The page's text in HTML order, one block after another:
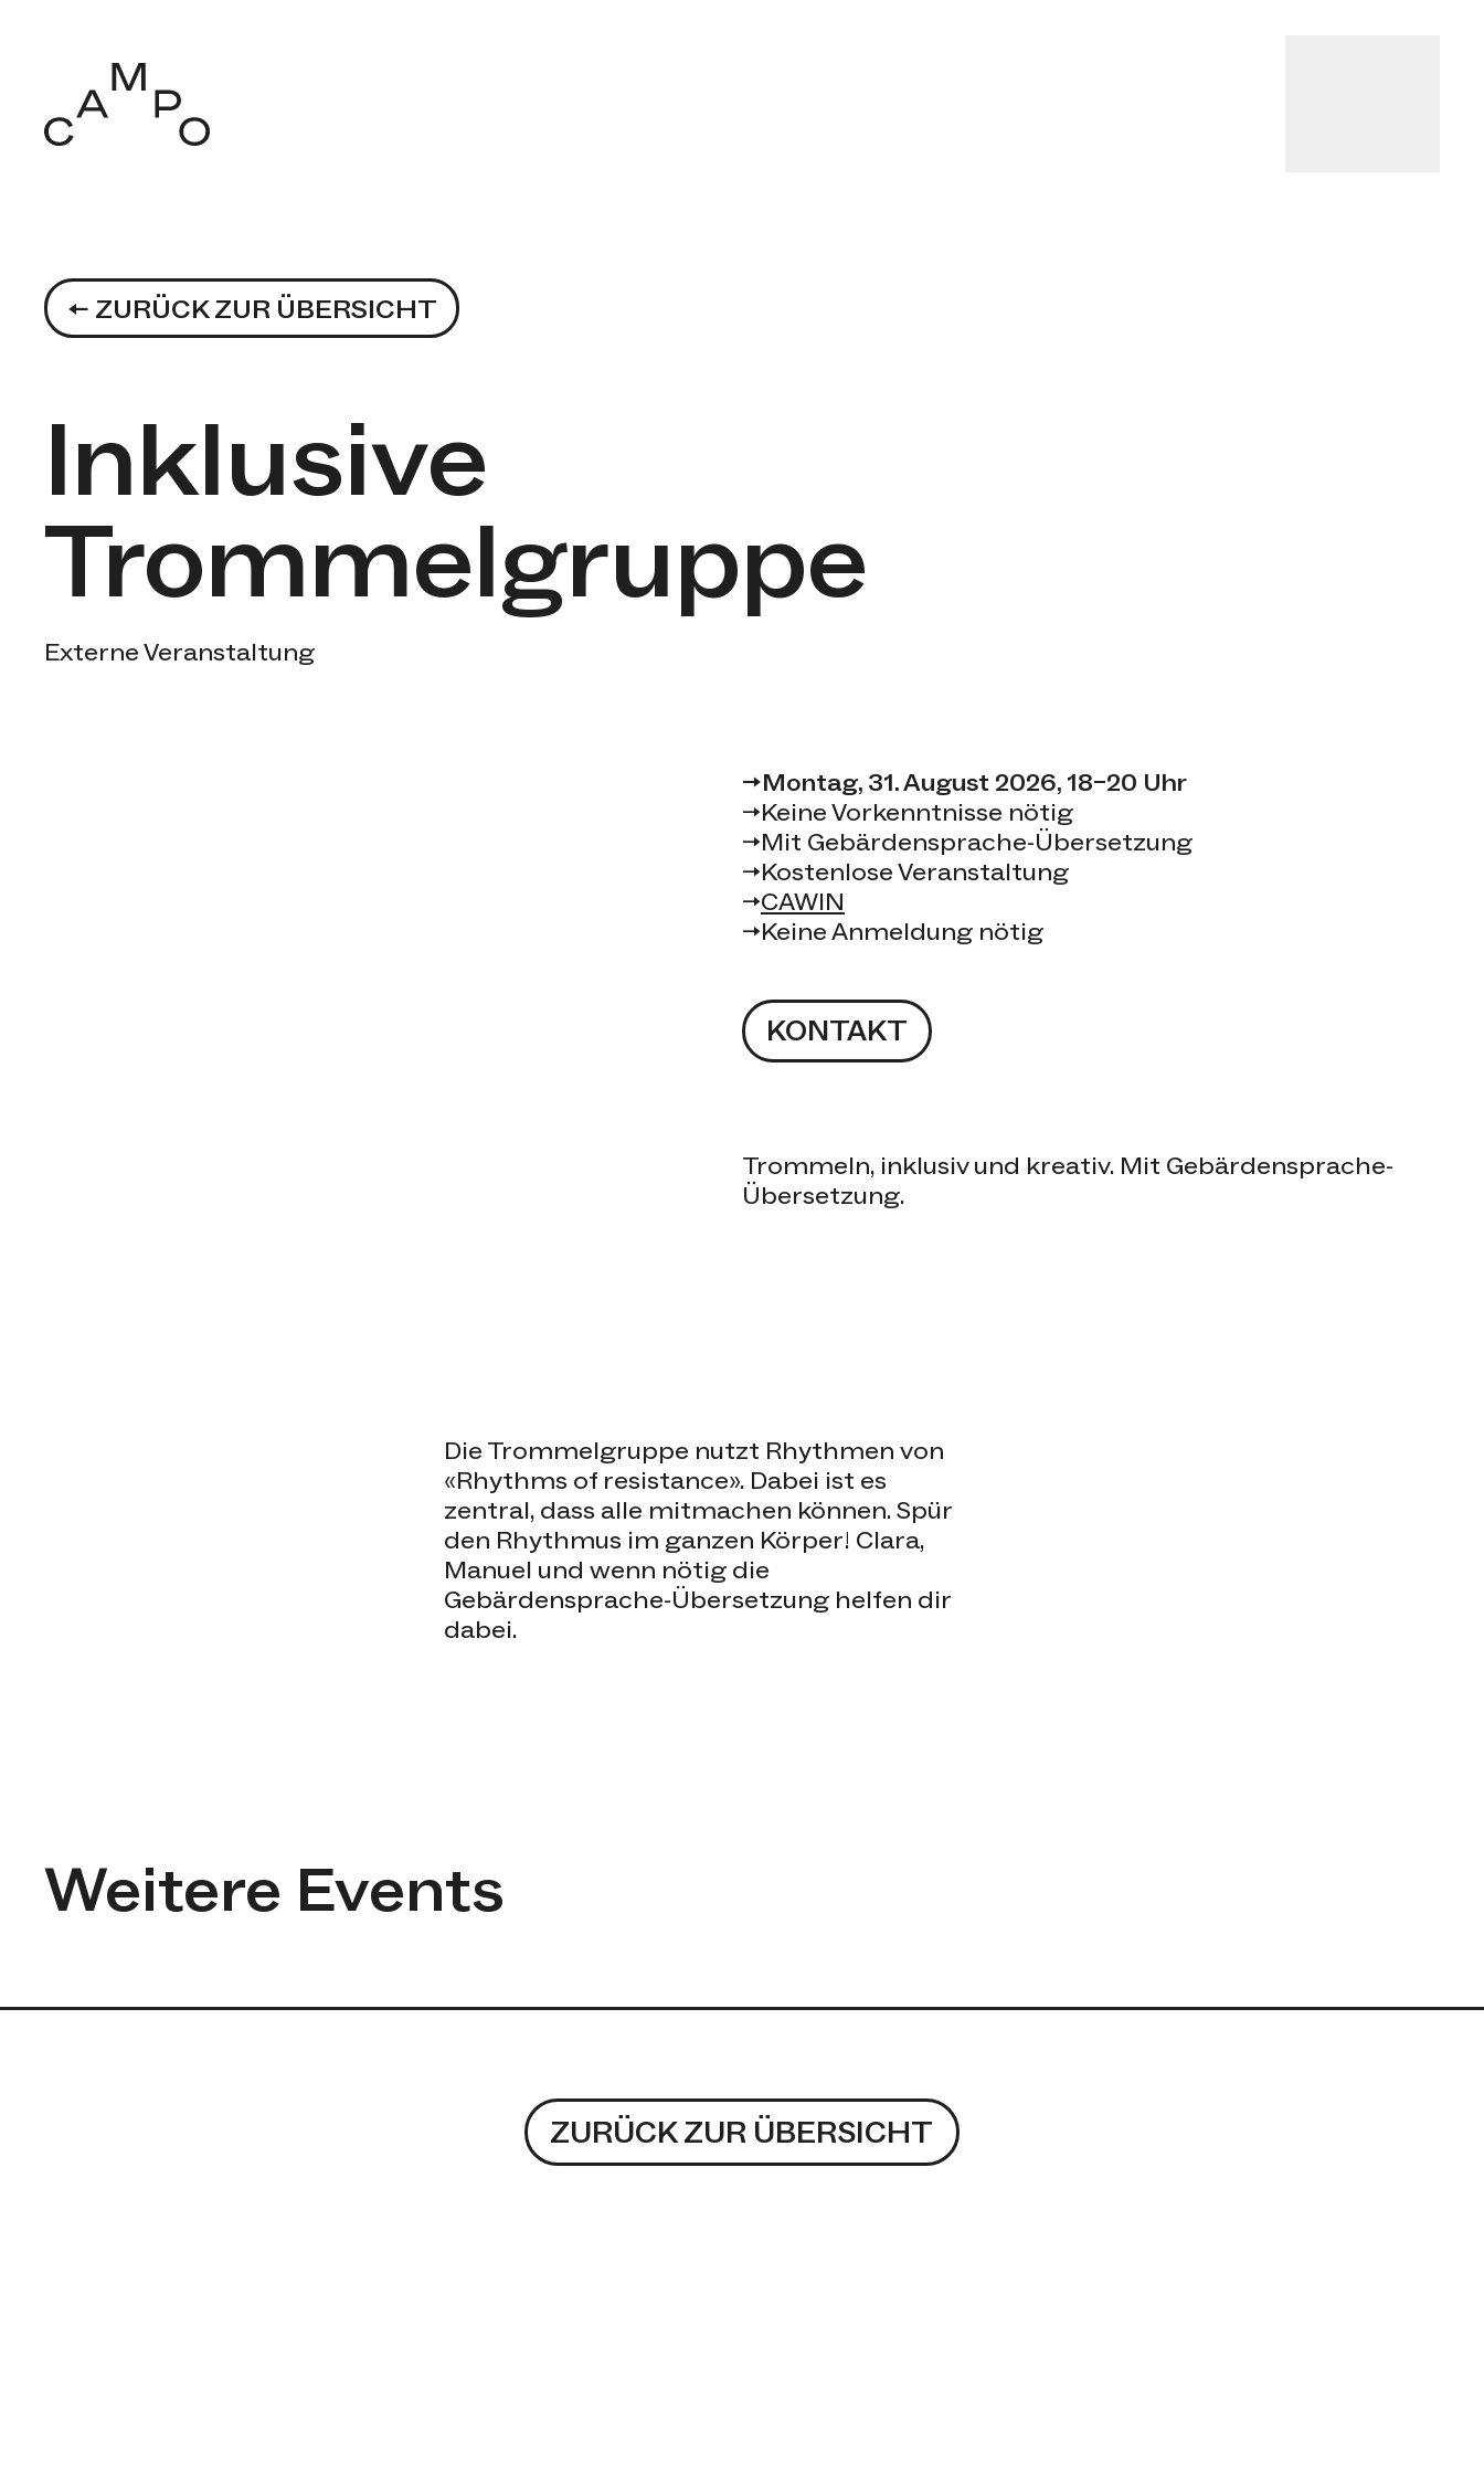
← ZURÜCK ZUR ÜBERSICHT
Inklusive
Trommelgruppe
Kategorien
Externe Veranstaltung
Event-Details
→Montag, 31. August 2026, 18–20 Uhr
→Keine Vorkenntnisse nötig
→Mit Gebärdensprache-Übersetzung
→Kostenlose Veranstaltung
→CAWIN
→Keine Anmeldung nötig
KONTAKT
Trommeln, inklusiv und kreativ. Mit Gebärdensprache-
Übersetzung.
Die Trommelgruppe nutzt Rhythmen von
«Rhythms of resistance». Dabei ist es
zentral, dass alle mitmachen können. Spür
den Rhythmus im ganzen Körper! Clara,
Manuel und wenn nötig die
Gebärdensprache-Übersetzung helfen dir
dabei.
Weitere Events
ZURÜCK ZUR ÜBERSICHT